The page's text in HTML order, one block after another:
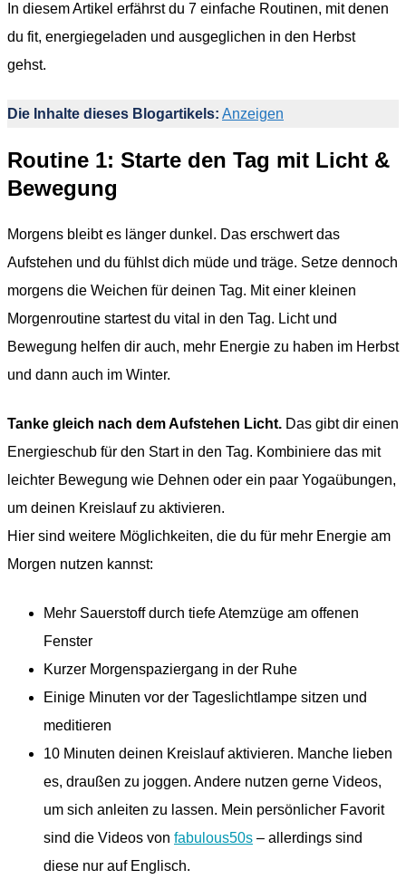
In diesem Artikel erfährst du 7 einfache Routinen, mit denen
du fit, energiegeladen und ausgeglichen in den Herbst
gehst.
Die Inhalte dieses Blogartikels: Anzeigen
Routine 1: Starte den Tag mit Licht &
Bewegung
Morgens bleibt es länger dunkel. Das erschwert das
Aufstehen und du fühlst dich müde und träge. Setze dennoch
morgens die Weichen für deinen Tag. Mit einer kleinen
Morgenroutine startest du vital in den Tag. Licht und
Bewegung helfen dir auch, mehr Energie zu haben im Herbst
und dann auch im Winter.
Tanke gleich nach dem Aufstehen Licht. Das gibt dir einen
Energieschub für den Start in den Tag. Kombiniere das mit
leichter Bewegung wie Dehnen oder ein paar Yogaübungen,
um deinen Kreislauf zu aktivieren.
Hier sind weitere Möglichkeiten, die du für mehr Energie am
Morgen nutzen kannst:
Mehr Sauerstoff durch tiefe Atemzüge am offenen
Fenster
Kurzer Morgenspaziergang in der Ruhe
Einige Minuten vor der Tageslichtlampe sitzen und
meditieren
10 Minuten deinen Kreislauf aktivieren. Manche lieben
es, draußen zu joggen. Andere nutzen gerne Videos,
um sich anleiten zu lassen. Mein persönlicher Favorit
sind die Videos von fabulous50s – allerdings sind
diese nur auf Englisch.